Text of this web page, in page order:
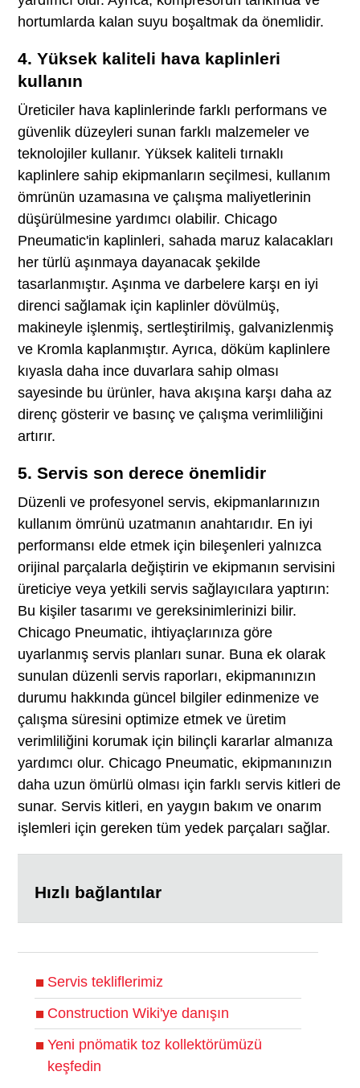
hortumlarda kalan suyu boşaltmak da önemlidir.
4. Yüksek kaliteli hava kaplinleri
kullanın
Üreticiler hava kaplinlerinde farklı performans ve
güvenlik düzeyleri sunan farklı malzemeler ve
teknolojiler kullanır. Yüksek kaliteli tırnaklı
kaplinlere sahip ekipmanların seçilmesi, kullanım
ömrünün uzamasına ve çalışma maliyetlerinin
düşürülmesine yardımcı olabilir. Chicago
Pneumatic'in kaplinleri, sahada maruz kalacakları
her türlü aşınmaya dayanacak şekilde
tasarlanmıştır. Aşınma ve darbelere karşı en iyi
direnci sağlamak için kaplinler dövülmüş,
makineyle işlenmiş, sertleştirilmiş, galvanizlenmiş
ve Kromla kaplanmıştır. Ayrıca, döküm kaplinlere
kıyasla daha ince duvarlara sahip olması
sayesinde bu ürünler, hava akışına karşı daha az
direnç gösterir ve basınç ve çalışma verimliliğini
artırır.
5. Servis son derece önemlidir
Düzenli ve profesyonel servis, ekipmanlarınızın
kullanım ömrünü uzatmanın anahtarıdır. En iyi
performansı elde etmek için bileşenleri yalnızca
orijinal parçalarla değiştirin ve ekipmanın servisini
üreticiye veya yetkili servis sağlayıcılara yaptırın:
Bu kişiler tasarımı ve gereksinimlerinizi bilir.
Chicago Pneumatic, ihtiyaçlarınıza göre
uyarlanmış servis planları sunar. Buna ek olarak
sunulan düzenli servis raporları, ekipmanınızın
durumu hakkında güncel bilgiler edinmenize ve
çalışma süresini optimize etmek ve üretim
verimliliğini korumak için bilinçli kararlar almanıza
yardımcı olur. Chicago Pneumatic, ekipmanınızın
daha uzun ömürlü olması için farklı servis kitleri de
sunar. Servis kitleri, en yaygın bakım ve onarım
işlemleri için gereken tüm yedek parçaları sağlar.
Hızlı bağlantılar
Servis tekliflerimiz
Construction Wiki'ye danışın
Yeni pnömatik toz kollektörümüzü
keşfedin